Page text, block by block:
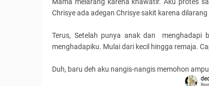
Chrisye ada adegan Chrisye sakit karena
Terus, Setelah punya anak dan menghadapi
menghadapiku. Mulai dari kecil hingga remaja.
Duh, baru deh aku nangis-nangis memohon